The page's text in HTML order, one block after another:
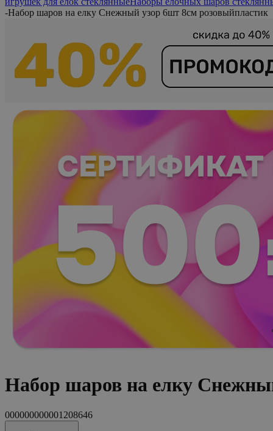
-Набор шаров на елку Снежный узор 6шт 8см розовыйпластик
Набор шаров на елку
000000000001208646